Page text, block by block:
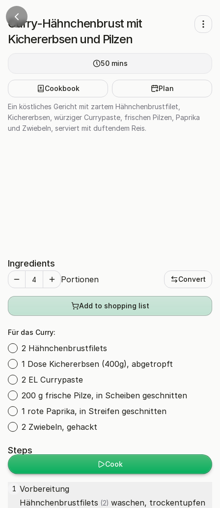
Curry-Hähnchenbrust mit
Kichererbsen und Pilzen
50 mins
Cookbook Plan
Ein köstliches Gericht mit zartem Hähnchenbrustfilet,
Kichererbsen, würziger Currypaste, frischen Pilzen, Paprika
und Zwiebeln, serviert mit duftendem Reis.
Ingredients
Portionen Convert
Add to shopping list
Für das Curry:
2 Hähnchenbrustfilets
1 Dose Kichererbsen (400g), abgetropft
2 EL Currypaste
200 g frische Pilze, in Scheiben geschnitten
1 rote Paprika, in Streifen geschnitten
2 Zwiebeln, gehackt
Steps
Cook
1
Hähnchenbrustfilets (2) waschen, trockentupfen